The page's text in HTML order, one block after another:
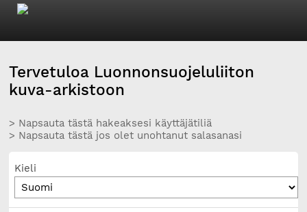
Tervetuloa Luonnonsuojeluliiton
kuva-arkistoon
> Napsauta tästä hakeaksesi käyttäjätiliä
> Napsauta tästä jos olet unohtanut salasanasi
Kieli